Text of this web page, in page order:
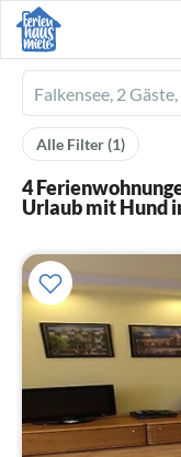
Ferienhausmiete
logo
Alle Filter(1)
4
Urlaub mit Hund